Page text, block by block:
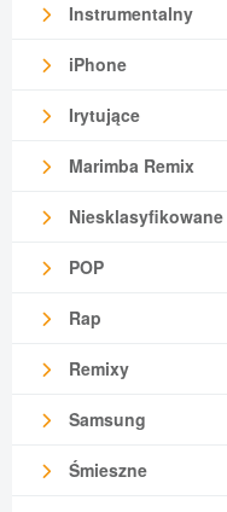
Instrumentalny
iPhone
Irytujące
Marimba Remix
Niesklasyfikowane
POP
Rap
Remixy
Samsung
Śmieszne